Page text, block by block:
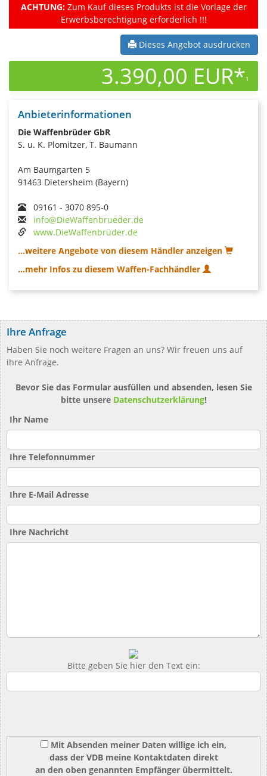
ACHTUNG:Zum Kauf dieses Produkts ist die Vorlage der
Erwerbsberechtigung erforderlich !!!
Dieses Angebot ausdrucken
3.390,00 EUR*1
Anbieterinformationen
Die Waffenbrüder GbR
S. u. K. Plomitzer, T. Baumann
Am Baumgarten 5
91463 Dietersheim (Bayern)
09161 - 3070 895-0
info@DieWaffenbrueder.de
www.DieWaffenbrüder.de
...weitere Angebote von diesem Händler anzeigen
...mehr Infos zu diesem Waffen-Fachhändler
Ihre Anfrage
Haben Sie noch weitere Fragen an uns? Wir freuen uns auf
ihre Anfrage.
Bevor Sie das Formular ausfüllen und absenden, lesen Sie
bitte unsere Datenschutzerklärung!
Ihr Name
Ihre Telefonnummer
Ihre E-Mail Adresse
Ihre Nachricht
Bitte geben Sie hier den Text ein:
Mit Absenden meiner Daten willige ich ein,
dass der VDB meine Kontaktdaten direkt
an den oben genannten Empfänger übermittelt.